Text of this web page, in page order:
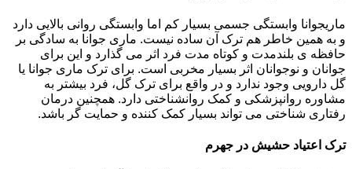
ماریجوانا وابستگی جسمی بسیار کم اما وابستگی روانی بالایی دارد
و به همین خاطر هم ترک آن ساده نیست. ماری جوانا به سادگی بر
حافظه ی بلندمدت و کوتاه مدت فرد اثر می گذارد و این برای
جوانان و نوجوانان اثر بسیار مخربی است. برای ترک ماری جوانا یا
گل دارویی وجود ندارد و در واقع برای ترک گل، فرد بیشتر به
مشاوره روانپزشکی و کمک روانشناختی دارد. همچنین درمان
رفتاری شناختی می تواند بسیار کمک کننده و حمایت گر باشد.
ترک اعتیاد حشیش در جهرم